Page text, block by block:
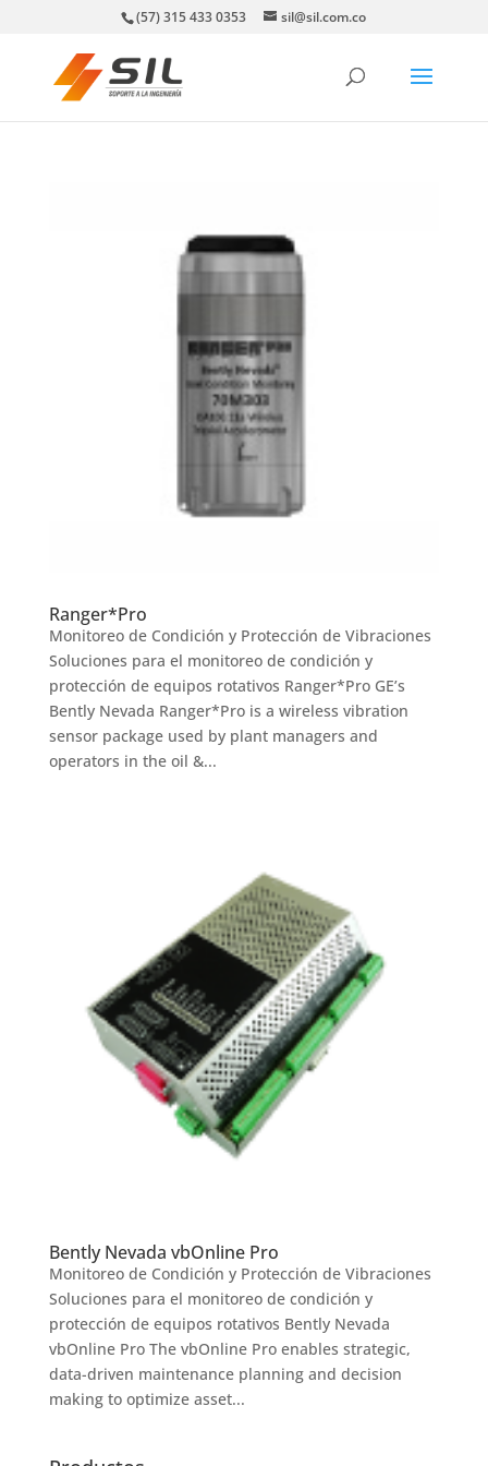
(57) 315 433 0353 sil@sil.com.co
Ranger*Pro
Monitoreo de Condición y Protección de Vibraciones
Soluciones para el monitoreo de condición y
protección de equipos rotativos Ranger*Pro GE’s
Bently Nevada Ranger*Pro is a wireless vibration
sensor package used by plant managers and
operators in the oil &...
Bently Nevada vbOnline Pro
Monitoreo de Condición y Protección de Vibraciones
Soluciones para el monitoreo de condición y
protección de equipos rotativos Bently Nevada
vbOnline Pro The vbOnline Pro enables strategic,
data-driven maintenance planning and decision
making to optimize asset...